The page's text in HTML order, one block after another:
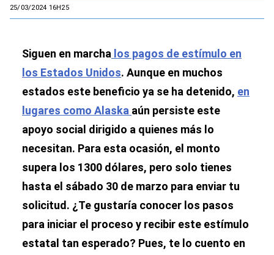
25/03/2024 16H25
Siguen en marcha los pagos de estímulo en
los Estados Unidos. Aunque en muchos
estados este beneficio ya se ha detenido, en
lugares como Alaska aún persiste este
apoyo social dirigido a quienes más lo
necesitan. Para esta ocasión, el monto
supera los 1300 dólares, pero solo tienes
hasta el sábado 30 de marzo para enviar tu
solicitud. ¿Te gustaría conocer los pasos
para iniciar el proceso y recibir este estímulo
estatal tan esperado? Pues, te lo cuento en